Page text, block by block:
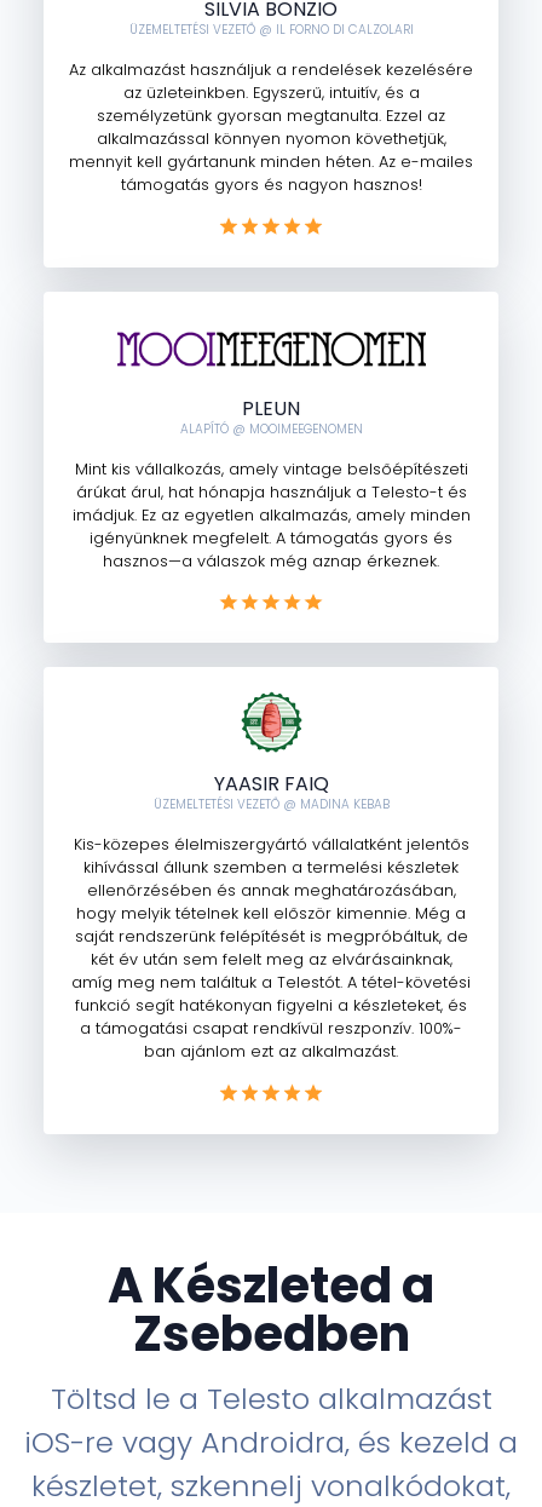
SILVIA BONZIO
ÜZEMELTETÉSI VEZETŐ @ IL FORNO DI CALZOLARI
Az alkalmazást használjuk a rendelések kezelésére
az üzleteinkben. Egyszerű, intuitív, és a
személyzetünk gyorsan megtanulta. Ezzel az
alkalmazással könnyen nyomon követhetjük,
mennyit kell gyártanunk minden héten. Az e-mailes
támogatás gyors és nagyon hasznos!
PLEUN
ALAPÍTÓ @ MOOIMEEGENOMEN
Mint kis vállalkozás, amely vintage belsőépítészeti
árúkat árul, hat hónapja használjuk a Telesto-t és
imádjuk. Ez az egyetlen alkalmazás, amely minden
igényünknek megfelelt. A támogatás gyors és
hasznos—a válaszok még aznap érkeznek.
YAASIR FAIQ
ÜZEMELTETÉSI VEZETŐ @ MADINA KEBAB
Kis-közepes élelmiszergyártó vállalatként jelentős
kihívással állunk szemben a termelési készletek
ellenőrzésében és annak meghatározásában,
hogy melyik tételnek kell először kimennie. Még a
saját rendszerünk felépítését is megpróbáltuk, de
két év után sem felelt meg az elvárásainknak,
amíg meg nem találtuk a Telestót. A tétel-követési
funkció segít hatékonyan figyelni a készleteket, és
a támogatási csapat rendkívül reszponzív. 100%-
ban ajánlom ezt az alkalmazást.
A Készleted a
Zsebedben
Töltsd le a Telesto alkalmazást
iOS-re vagy Androidra, és kezeld a
készletet, szkennelj vonalkódokat,